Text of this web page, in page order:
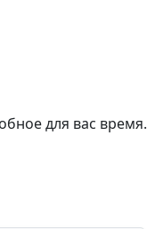
для вас время.